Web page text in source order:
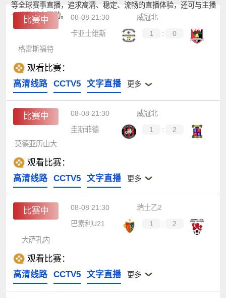
等全球赛事直播，追求高清、稳定、流畅的直播体验，还可与主播
一起零距离互动。
比赛中 08-08 21:30
威冠北
卡亚士维斯
1 :
0
格雷斯福特
观看比赛：
高清线路
CCTV5 文字直播 更多
比赛中 08-08 21:30
威冠北
圭斯菲德
1 :
2
莫德亚历山大
观看比赛：
高清线路
CCTV5 文字直播 更多
比赛中 08-08 21:30
瑞士乙2
巴素利U21
1 :
2
大萨孔内
观看比赛：
高清线路
CCTV5 文字直播 更多